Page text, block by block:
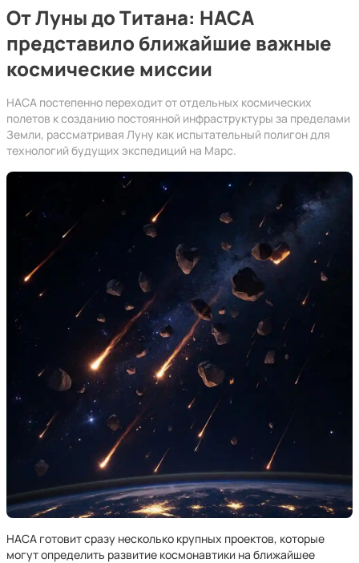
От Луны до Титана: НАСА
представило ближайшие важные
космические миссии
НАСА постепенно переходит от отдельных космических
полетов к созданию постоянной инфраструктуры за пределами
Земли, рассматривая Луну как испытательный полигон для
технологий будущих экспедиций на Марс.
НАСА готовит сразу несколько крупных проектов, которые
могут определить развитие космонавтики на ближайшее